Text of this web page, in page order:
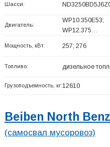
Шасси:
Двигатель:
WP10.350E53;
WP12.375…
Мощность, кВт: 257; 276
Топливо: дизельное
Грузоподъемность, кг:12610
Beiben North
(самосвал мусоровоз)